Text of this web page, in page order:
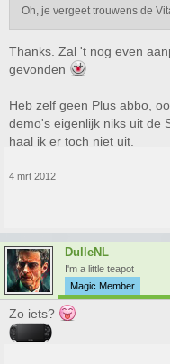
Oh, je vergeet trouwens de
Thanks. Zal 't nog even
gevonden
Heb zelf geen Plus abbo,
demo's eigenlijk niks uit de
haal ik er toch niet uit.
4 mrt 2012
DulleNL
I'm a little teapot
Magic Member
Zo iets?